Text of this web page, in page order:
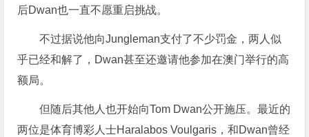
后Dwan也一直不愿重启挑战。
不过据说他向Jungleman支付了不少罚金，两人似
乎已经和解了，Dwan甚至还邀请他参加在澳门举行的高
额局。
但随后其他人也开始向Tom Dwan公开施压。最近的
两位是体育博彩人士Haralabos Voulgaris，和Dwan曾经